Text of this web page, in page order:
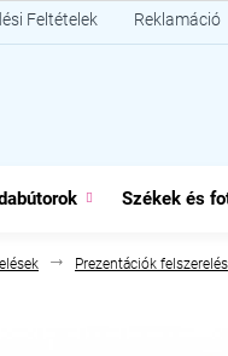
Feltételek Reklamáció
Székek és
Prezentációk felszerelés